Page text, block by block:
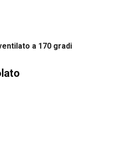
a 170 gradi